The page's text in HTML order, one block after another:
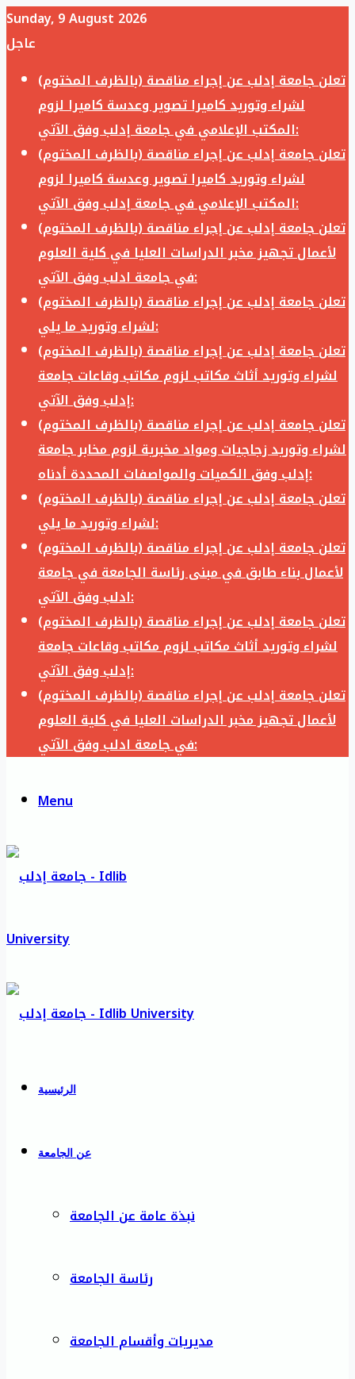
Sunday, 9 August 2026
عاجل
تعلن جامعة إدلب عن إجراء مناقصة (بالظرف المختوم)
لشراء وتوريد كاميرا تصوير وعدسة كاميرا لزوم
المكتب الإعلامي في جامعة إدلب وفق الآتي:
تعلن جامعة إدلب عن إجراء مناقصة (بالظرف المختوم)
لشراء وتوريد كاميرا تصوير وعدسة كاميرا لزوم
المكتب الإعلامي في جامعة إدلب وفق الآتي:
تعلن جامعة إدلب عن إجراء مناقصة (بالظرف المختوم)
لأعمال تجهيز مخبر الدراسات العليا في كلية العلوم
في جامعة ادلب وفق الآتي:
تعلن جامعة إدلب عن إجراء مناقصة (بالظرف المختوم)
لشراء وتوريد ما يلي:
تعلن جامعة إدلب عن إجراء مناقصة (بالظرف المختوم)
لشراء وتوريد أثاث مكاتب لزوم مكاتب وقاعات جامعة
إدلب وفق الآتي:
تعلن جامعة إدلب عن إجراء مناقصة (بالظرف المختوم)
لشراء وتوريد زجاجيات ومواد مخبرية لزوم مخابر جامعة
إدلب وفق الكميات والمواصفات المحددة أدناه:
تعلن جامعة إدلب عن إجراء مناقصة (بالظرف المختوم)
لشراء وتوريد ما يلي:
تعلن جامعة إدلب عن إجراء مناقصة (بالظرف المختوم)
لأعمال بناء طابق في مبنى رئاسة الجامعة في جامعة
ادلب وفق الآتي:
تعلن جامعة إدلب عن إجراء مناقصة (بالظرف المختوم)
لشراء وتوريد أثاث مكاتب لزوم مكاتب وقاعات جامعة
إدلب وفق الآتي:
تعلن جامعة إدلب عن إجراء مناقصة (بالظرف المختوم)
لأعمال تجهيز مخبر الدراسات العليا في كلية العلوم
في جامعة ادلب وفق الآتي:
Menu
الرئيسية
عن الجامعة
نبذة عامة عن الجامعة
رئاسة الجامعة
مديريات وأقسام الجامعة